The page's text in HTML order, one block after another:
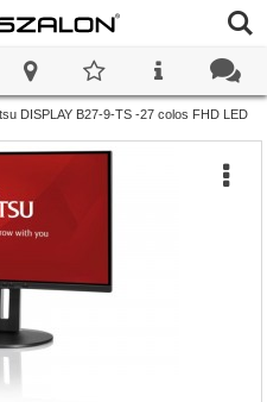
DISPLAY B27-9-TS -27 colos FHD LED
0
0